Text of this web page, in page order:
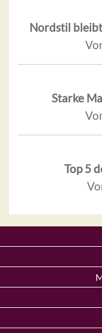
Nordstil
Starke
Top 5